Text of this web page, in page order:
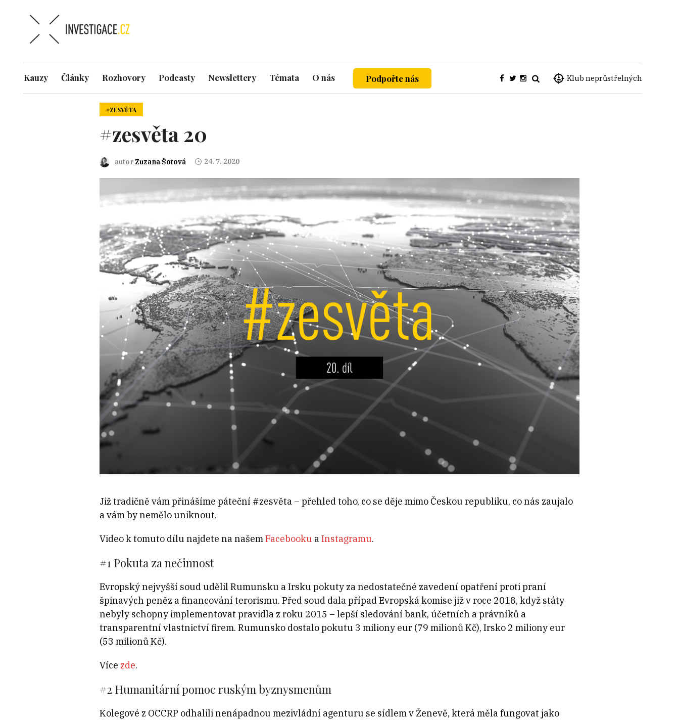
Klub neprůstřelných
Kauzy Články Rozhovory Podcasty Newslettery Témata O nás Podpořte nás
#ZESVĚTA
#zesvěta 20
autor Zuzana Šotová 24. 7. 2020
Již tradičně vám přinášíme páteční #zesvěta – přehled toho, co se děje mimo Českou republiku, co nás zaujalo
a vám by nemělo uniknout.
Video k tomuto dílu najdete na našemFacebooku aInstagramu.
#1 Pokuta za nečinnost
Evropský nejvyšší soud udělil Rumunsku a Irsku pokuty za nedostatečné zavedení opatření proti praní
špinavých peněz a financování terorismu. Před soud dala případ Evropská komise již v roce 2018, když státy
nebyly schopny implementovat pravidla z roku 2015 – lepší sledování bank, účetních a právníků a
transparentní vlastnictví firem. Rumunsko dostalo pokutu 3 miliony eur (79 milionů Kč), Irsko 2 miliony eur
(53 milionů Kč).
Více zde.
#2 Humanitární pomoc ruským byznysmenům
Kolegové z OCCRP odhalili nenápadnou mezivládní agenturu se sídlem v Ženevě, která měla fungovat jako